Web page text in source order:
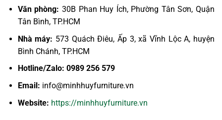
Văn phòng: 30B Phan Huy Ích, Phường Tân Sơn, Quận
Tân Bình, TP.HCM
Nhà máy: 573 Quách Điêu, Ấp 3, xã Vĩnh Lộc A, huyện
Bình Chánh, TP.HCM
Hotline/Zalo: 0989 256 579
Email: info@minhhuyfurniture.vn
Website: https://minhhuyfurniture.vn